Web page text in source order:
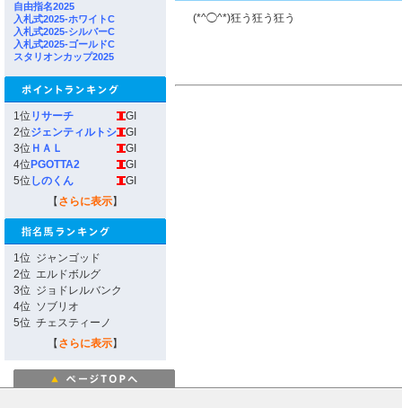
自由指名2025
入札式2025-ホワイトC
入札式2025-シルバーC
入札式2025-ゴールドC
スタリオンカップ2025
1位 リサーチ
GI
2位ジェンティルトシ
GI
3位 ＨＡＬ
GI
4位 PGOTTA2
GI
5位 しのくん
GI
【 さらに表示】
1位 ジャンゴッド
2位 エルドボルグ
3位 ジョドレルバンク
4位 ソブリオ
5位 チェスティーノ
【 さらに表示】
(*^◯^*)狂う狂う狂う